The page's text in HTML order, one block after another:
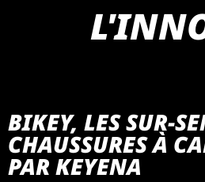
BIKEY, LES SUR-
CHAUSSURES À
PAR KEYENA